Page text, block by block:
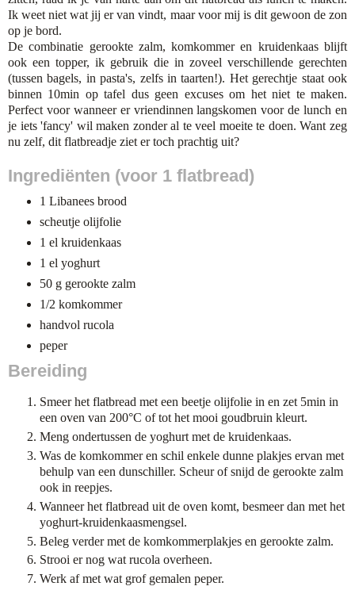
Ik weet niet wat jij er van vindt, maar voor mij is dit gewoon de zon
op je bord.
De combinatie gerookte zalm, komkommer en kruidenkaas blijft
ook een topper, ik gebruik die in zoveel verschillende gerechten
(tussen bagels, in pasta's, zelfs in taarten!). Het gerechtje staat ook
binnen 10min op tafel dus geen excuses om het niet te maken.
Perfect voor wanneer er vriendinnen langskomen voor de lunch en
je iets 'fancy' wil maken zonder al te veel moeite te doen. Want zeg
nu zelf, dit flatbreadje ziet er toch prachtig uit?
Ingrediënten (voor 1 flatbread)
1 Libanees brood
scheutje olijfolie
1 el kruidenkaas
1 el yoghurt
50 g gerookte zalm
1/2 komkommer
handvol rucola
peper
Bereiding
Smeer het flatbread met een beetje olijfolie in en zet 5min in
een oven van 200°C of tot het mooi goudbruin kleurt.
Meng ondertussen de yoghurt met de kruidenkaas.
Was de komkommer en schil enkele dunne plakjes ervan met
behulp van een dunschiller. Scheur of snijd de gerookte zalm
ook in reepjes.
Wanneer het flatbread uit de oven komt, besmeer dan met het
yoghurt-kruidenkaasmengsel.
Beleg verder met de komkommerplakjes en gerookte zalm.
Strooi er nog wat rucola overheen.
Werk af met wat grof gemalen peper.